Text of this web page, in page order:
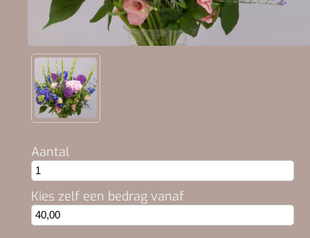
Aantal
Kies zelf een bedrag vanaf